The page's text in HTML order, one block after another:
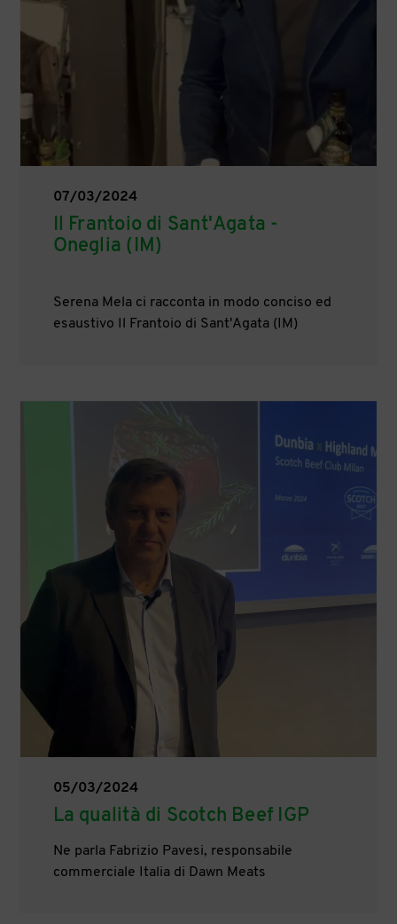
07/03/2024
Il Frantoio di Sant'Agata -
Oneglia (IM)
Serena Mela ci racconta in modo conciso ed
esaustivo Il Frantoio di Sant'Agata (IM)
05/03/2024
La qualità di Scotch Beef IGP
Ne parla Fabrizio Pavesi, responsabile
commerciale Italia di Dawn Meats